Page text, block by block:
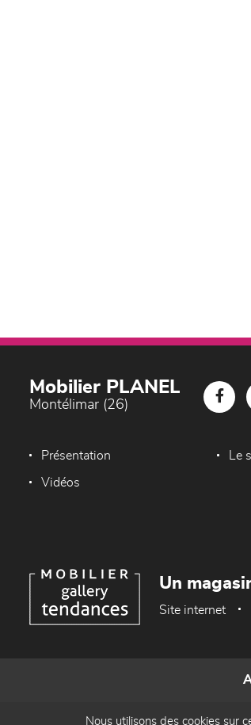
Mobilier PLANEL
Montélimar (26)
Présentation Le
Vidéos
Un
Site internet
Nous utilisons des cookies sur